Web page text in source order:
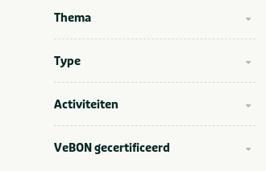
Thema
Type
Activiteiten
VeBON gecertificeerd